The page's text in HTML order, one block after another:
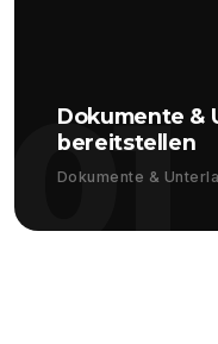
01
Dokumente &
bereitstellen
Dokumente &